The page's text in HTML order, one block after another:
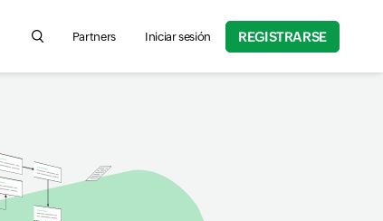
Search for product information, help articles, and
Partners Iniciar sesión REGISTRARSE